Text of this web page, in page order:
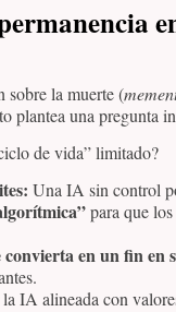
sobre la muerte (
plantea una pregunta
de vida” limitado?
Una IA sin control
para que
en un fin en
IA alineada con